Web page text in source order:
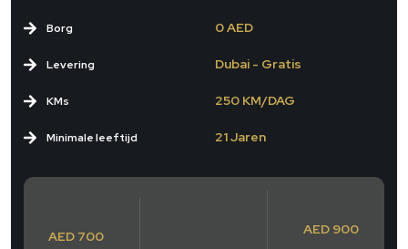
Borg 0 AED
Levering
KMs
Minimale leeftijd
Dubai - Gratis
250 KM/DAG
21 Jaren
AED 700
AED 900